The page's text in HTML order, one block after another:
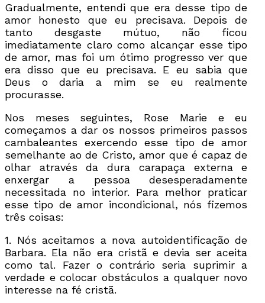
Gradualmente, entendi que era desse tipo de
amor honesto que eu precisava. Depois de
tanto desgaste mútuo, não ficou
imediatamente claro como alcançar esse tipo
de amor, mas foi um ótimo progresso ver que
era disso que eu precisava. E eu sabia que
Deus o daria a mim se eu realmente
procurasse.
Nos meses seguintes, Rose Marie e eu
começamos a dar os nossos primeiros passos
cambaleantes exercendo esse tipo de amor
semelhante ao de Cristo, amor que é capaz de
olhar através da dura carapaça externa e
enxergar a pessoa desesperadamente
necessitada no interior. Para melhor praticar
esse tipo de amor incondicional, nós fizemos
três coisas:
1. Nós aceitamos a nova autoidentificação de
Barbara. Ela não era cristã e devia ser aceita
como tal. Fazer o contrário seria suprimir a
verdade e colocar obstáculos a qualquer novo
interesse na fé cristã.